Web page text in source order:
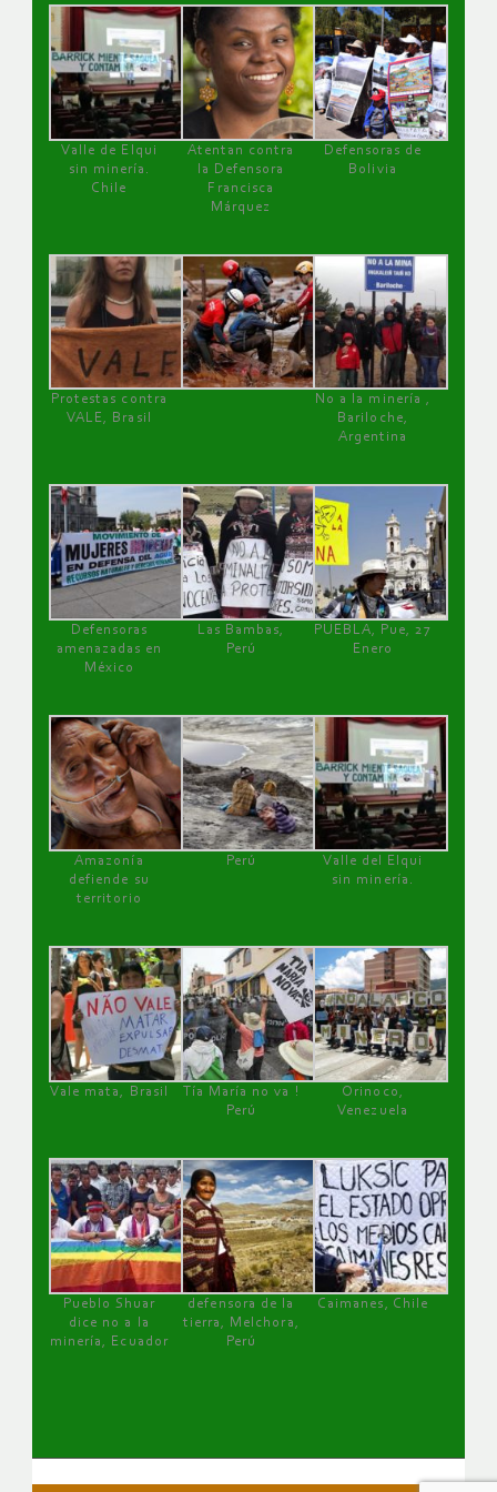
Valle de Elqui
sin minería.
Chile
Atentan contra
la Defensora
Francisca
Márquez
Defensoras de
Bolivia
Protestas contra
VALE, Brasil
No a la minería ,
Bariloche,
Argentina
Defensoras
amenazadas en
México
Las Bambas,
Perú
PUEBLA, Pue, 27
Enero
Amazonía
defiende su
territorio
Perú
Valle del Elqui
sin minería.
Vale mata, Brasil
Tía María no va !
Perú
Orinoco,
Venezuela
Pueblo Shuar
dice no a la
minería, Ecuador
defensora de la
tierra, Melchora,
Perú
Caimanes, Chile